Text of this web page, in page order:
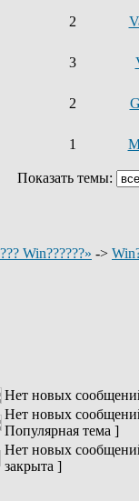
2
3
2
1
Показать темы:
Win??????» ->
Нет новых
Нет новых
Популярная тема ]
Нет новых
закрыта ]